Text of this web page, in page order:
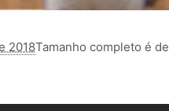
2018Tamanho completo é de